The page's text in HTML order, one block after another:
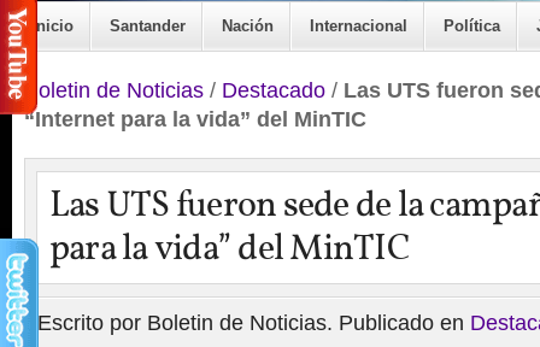
Inicio Santander Nación Internacional Política
Boletin de Noticias / Destacado / Las UTS fueron
“Internet para la vida” del MinTIC
Las UTS fueron sede de la
para la vida” del MinTIC
Escrito por Boletin de Noticias. Publicado en